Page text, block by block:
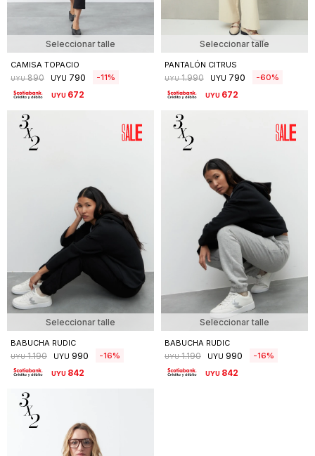
Seleccionar talle
CAMISA TOPACIO
UYU 890 UYU 790 11
UYU 672
Seleccionar talle
PANTALÓN CITRUS
UYU 1.990 UYU 790 60
UYU 672
Seleccionar talle
BABUCHA RUDIC
UYU 1.190 UYU 990 16
UYU 842
Seleccionar talle
BABUCHA RUDIC
UYU 1.190 UYU 990 16
UYU 842